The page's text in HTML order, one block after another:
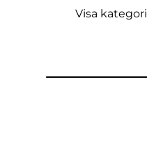
Visa kategori